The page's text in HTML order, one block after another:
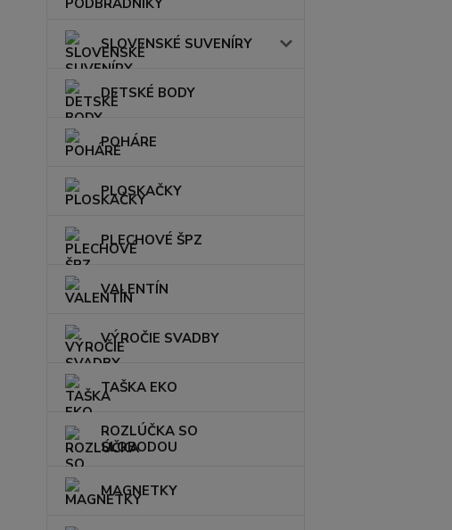
SLOVENSKÉ SUVENÍRY
DETSKÉ BODY
POHÁRE
PLOSKAČKY
PLECHOVÉ ŠPZ
VALENTÍN
VÝROČIE SVADBY
TAŠKA EKO
ROZLÚČKA SO
SLOBODOU
MAGNETKY